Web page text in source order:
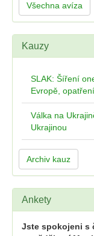
Všechna avíza
Kauzy
SLAK: Šíření
Evropě,
Válka na
Ukrajinou
Archiv kauz
Ankety
Jste spokojeni s